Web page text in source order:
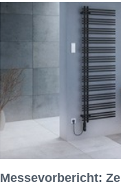
Messevorbericht: